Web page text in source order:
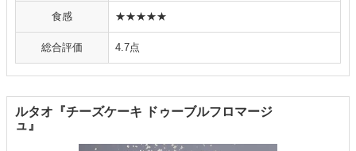
食感 ★★★★★
総合評価 4.7点
ルタオ『チーズケーキ ドゥーブルフロマージ
ュ』